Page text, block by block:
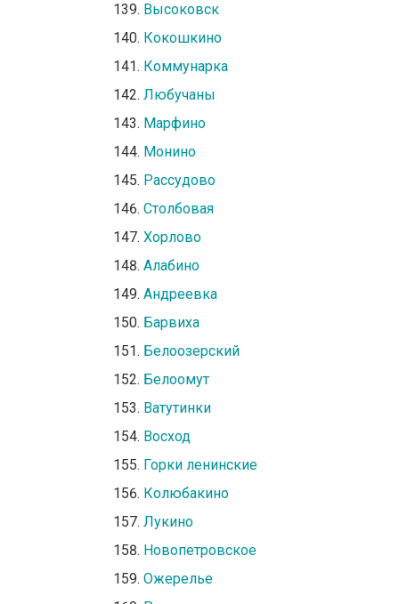
Высоковск
Кокошкино
Коммунарка
Любучаны
Марфино
Монино
Рассудово
Столбовая
Хорлово
Алабино
Андреевка
Барвиха
Белоозерский
Белоомут
Ватутинки
Восход
Горки ленинские
Колюбакино
Лукино
Новопетровское
Ожерелье